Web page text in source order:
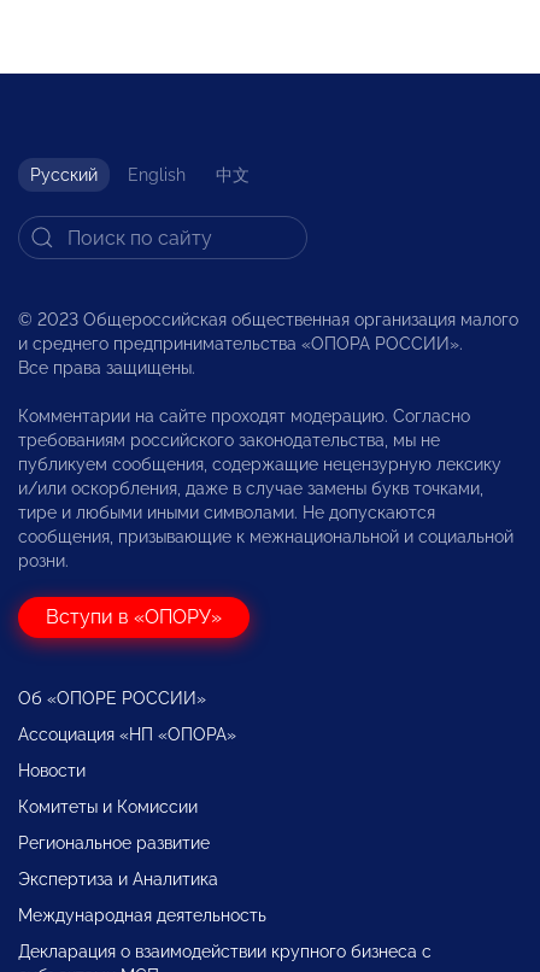
Русский English 中文
© 2023 Общероссийская общественная организация малого
и среднего предпринимательства «ОПОРА РОССИИ».
Все права защищены.
Комментарии на сайте проходят модерацию. Согласно
требованиям российского законодательства, мы не
публикуем сообщения, содержащие нецензурную лексику
и/или оскорбления, даже в случае замены букв точками,
тире и любыми иными символами. Не допускаются
сообщения, призывающие к межнациональной и социальной
розни.
Вступи в «ОПОРУ»
Об «ОПОРЕ РОССИИ»
Ассоциация «НП «ОПОРА»
Новости
Комитеты и Комиссии
Региональное развитие
Экспертиза и Аналитика
Международная деятельность
Декларация о взаимодействии крупного бизнеса с